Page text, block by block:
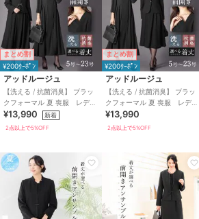
まとめ割
¥200ｸｰﾎﾟﾝ
アッドルージュ
【洗える / 抗菌消臭】 ブラッ
クフォーマル 夏 喪服 レディ
ース 着丈が選べる 5号～23
号
¥13,990 新着
2点以上で5%OFF
まとめ割
¥200ｸｰﾎﾟﾝ
アッドルージュ
【洗える / 抗菌消臭】 ブラッ
クフォーマル 夏 喪服 レディ
ース 着丈が選べる 5号～23
号
¥13,990
2点以上で5%OFF